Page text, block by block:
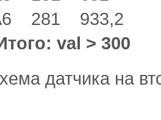
281 933,2
val > 300
датчика на